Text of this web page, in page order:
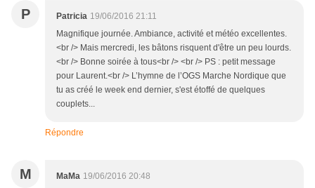
P Patricia 19/06/2016 21:11
Magnifique journée. Ambiance, activité et météo excellentes.
<br /> Mais mercredi, les bâtons risquent d'être un peu lourds.
<br /> Bonne soirée à tous<br /> <br /> PS : petit message
pour Laurent.<br /> L’hymne de l’OGS Marche Nordique que
tu as créé le week end dernier, s'est étoffé de quelques
couplets...
Répondre
M MaMa 19/06/2016 20:48